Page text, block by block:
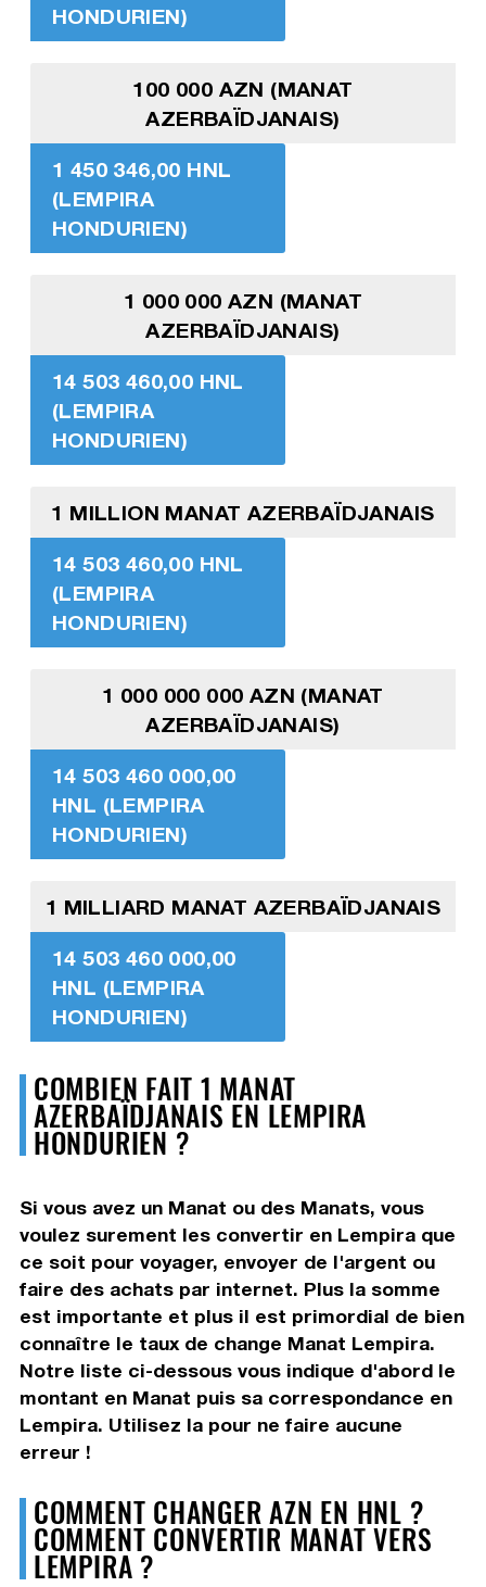
HONDURIEN)
100 000 AZN (MANAT
AZERBAÏDJANAIS)
1 450 346,00 HNL
(LEMPIRA
HONDURIEN)
1 000 000 AZN (MANAT
AZERBAÏDJANAIS)
14 503 460,00 HNL
(LEMPIRA
HONDURIEN)
1 MILLION MANAT AZERBAÏDJANAIS
14 503 460,00 HNL
(LEMPIRA
HONDURIEN)
1 000 000 000 AZN (MANAT
AZERBAÏDJANAIS)
14 503 460 000,00
HNL (LEMPIRA
HONDURIEN)
1 MILLIARD MANAT AZERBAÏDJANAIS
14 503 460 000,00
HNL (LEMPIRA
HONDURIEN)
COMBIEN FAIT 1 MANAT
AZERBAÏDJANAIS EN LEMPIRA
HONDURIEN ?
Si vous avez un Manat ou des Manats, vous
voulez surement les convertir en Lempira que
ce soit pour voyager, envoyer de l'argent ou
faire des achats par internet. Plus la somme
est importante et plus il est primordial de bien
connaître le taux de change Manat Lempira.
Notre liste ci-dessous vous indique d'abord le
montant en Manat puis sa correspondance en
Lempira. Utilisez la pour ne faire aucune
erreur !
COMMENT CHANGER AZN EN HNL ?
COMMENT CONVERTIR MANAT VERS
LEMPIRA ?